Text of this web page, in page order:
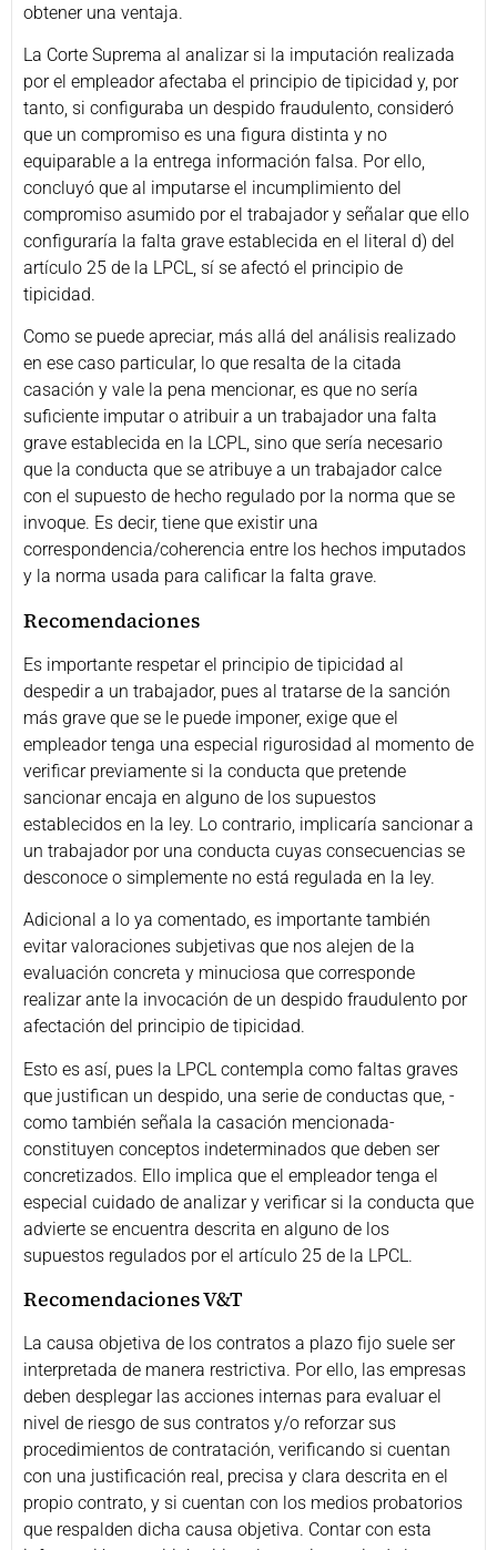
obtener una ventaja.
La Corte Suprema al analizar si la imputación realizada
por el empleador afectaba el principio de tipicidad y, por
tanto, si configuraba un despido fraudulento, consideró
que un compromiso es una figura distinta y no
equiparable a la entrega información falsa. Por ello,
concluyó que al imputarse el incumplimiento del
compromiso asumido por el trabajador y señalar que ello
configuraría la falta grave establecida en el literal d) del
artículo 25 de la LPCL, sí se afectó el principio de
tipicidad.
Como se puede apreciar, más allá del análisis realizado
en ese caso particular, lo que resalta de la citada
casación y vale la pena mencionar, es que no sería
suficiente imputar o atribuir a un trabajador una falta
grave establecida en la LCPL, sino que sería necesario
que la conducta que se atribuye a un trabajador calce
con el supuesto de hecho regulado por la norma que se
invoque. Es decir, tiene que existir una
correspondencia/coherencia entre los hechos imputados
y la norma usada para calificar la falta grave.
Recomendaciones
Es importante respetar el principio de tipicidad al
despedir a un trabajador, pues al tratarse de la sanción
más grave que se le puede imponer, exige que el
empleador tenga una especial rigurosidad al momento de
verificar previamente si la conducta que pretende
sancionar encaja en alguno de los supuestos
establecidos en la ley. Lo contrario, implicaría sancionar a
un trabajador por una conducta cuyas consecuencias se
desconoce o simplemente no está regulada en la ley.
Adicional a lo ya comentado, es importante también
evitar valoraciones subjetivas que nos alejen de la
evaluación concreta y minuciosa que corresponde
realizar ante la invocación de un despido fraudulento por
afectación del principio de tipicidad.
Esto es así, pues la LPCL contempla como faltas graves
que justifican un despido, una serie de conductas que, -
como también señala la casación mencionada-
constituyen conceptos indeterminados que deben ser
concretizados. Ello implica que el empleador tenga el
especial cuidado de analizar y verificar si la conducta que
advierte se encuentra descrita en alguno de los
supuestos regulados por el artículo 25 de la LPCL.
Recomendaciones V&T
La causa objetiva de los contratos a plazo fijo suele ser
interpretada de manera restrictiva. Por ello, las empresas
deben desplegar las acciones internas para evaluar el
nivel de riesgo de sus contratos y/o reforzar sus
procedimientos de contratación, verificando si cuentan
con una justificación real, precisa y clara descrita en el
propio contrato, y si cuentan con los medios probatorios
que respalden dicha causa objetiva. Contar con esta